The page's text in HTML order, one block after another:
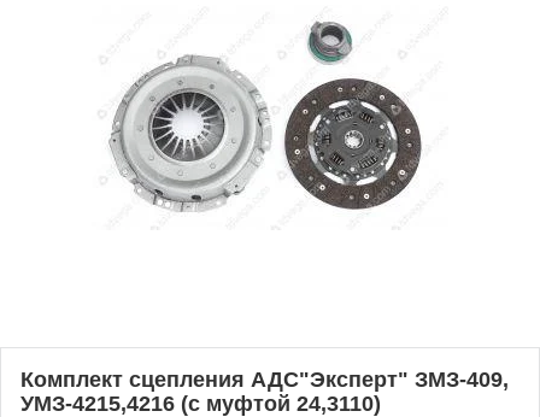
Комплект сцепления АДС"Эксперт" ЗМЗ-409,
УМЗ-4215,4216 (с муфтой 24,3110)